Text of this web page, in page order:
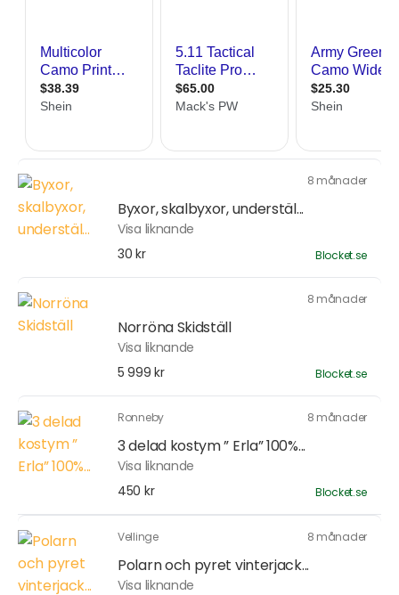
8 månader
Byxor, skalbyxor, understäl...
Visa liknande
30 kr
Blocket.se
8 månader
Norröna Skidställ
Visa liknande
5 999 kr
Blocket.se
Ronneby 8 månader
3 delad kostym ” Erla” 100%...
Visa liknande
450 kr
Blocket.se
Vellinge 8 månader
Polarn och pyret vinterjack...
Visa liknande